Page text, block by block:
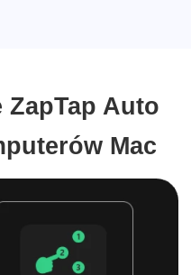
ZapTap Auto
Mac